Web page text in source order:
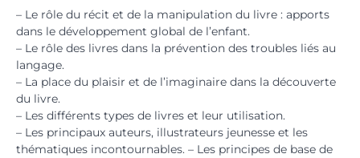
– Le rôle du récit et de la manipulation du livre : apports
dans le développement global de l’enfant.
– Le rôle des livres dans la prévention des troubles liés au
langage.
– La place du plaisir et de l’imaginaire dans la découverte
du livre.
– Les différents types de livres et leur utilisation.
– Les principaux auteurs, illustrateurs jeunesse et les
thématiques incontournables. – Les principes de base de